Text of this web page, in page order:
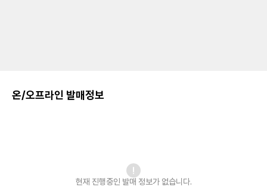
온/오프라인 발매정보
현재 진행중인 발매 정보가 없습니다.